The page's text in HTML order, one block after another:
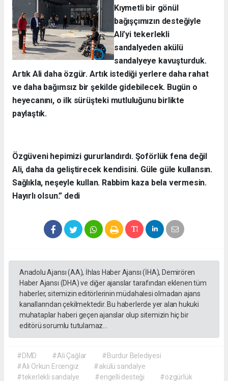
Kıymetli bir gönül
bağışçımızın desteğiyle
Ali’yi tekerlekli
sandalyeden akülü
sandalyeye kavuşturduk.
Artık Ali daha özgür. Artık istediği yerlere daha rahat
ve daha bağımsız bir şekilde gidebilecek. Bugün o
heyecanını, o ilk sürüşteki mutluluğunu birlikte
paylaştık.
Özgüveni hepimizi gururlandırdı. Şoförlük fena değil
Ali, daha da geliştirecek kendisini. Güle güle kullansın.
Sağlıkla, neşeyle kullan. Rabbim kaza bela vermesin.
Hayırlı olsun.” dedi
Anadolu Ajansı (AA), İhlas Haber Ajansı (İHA), Demirören
Haber Ajansı (DHA) ve diğer ajanslar tarafından eklenen tüm
haberler, sitemizin editörlerinin müdahalesi olmadan ajans
kanallarından çekilmektedir. Bu haberlerde yer alan hukuki
muhataplar haberi geçen ajanslar olup sitemizin hiç bir
editörü sorumlu tutulamaz...
#DMD #Ali Çağlar
#Burdur Belediyesi
#Ali Orkun Ercengiz
#akülü sandalye
#tekerlekli sandalye
#engelli desteği #özgürlük